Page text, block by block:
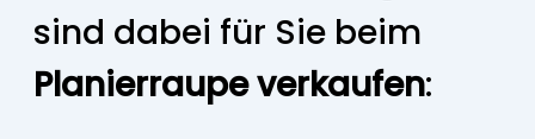
sind dabei für Sie beim
Planierraupe verkaufen: